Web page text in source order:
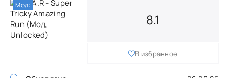
8.1
В избранное
Мод: